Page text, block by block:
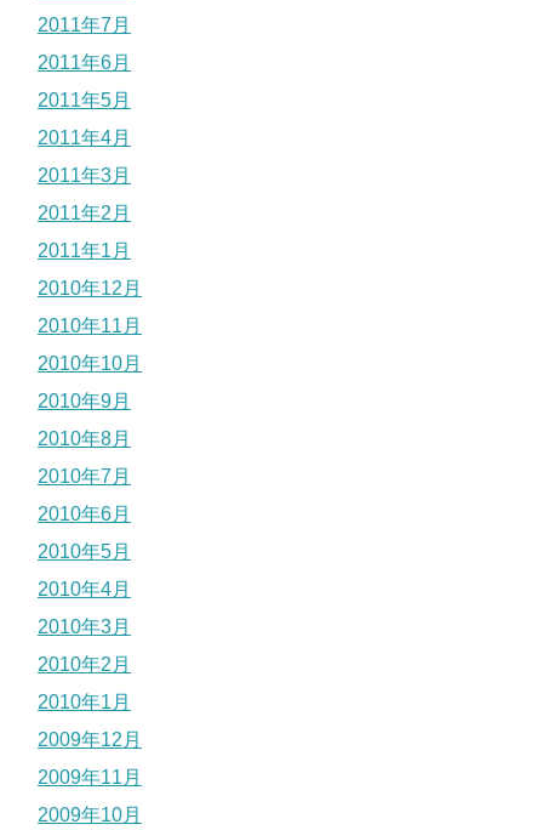
2011年7月
2011年6月
2011年5月
2011年4月
2011年3月
2011年2月
2011年1月
2010年12月
2010年11月
2010年10月
2010年9月
2010年8月
2010年7月
2010年6月
2010年5月
2010年4月
2010年3月
2010年2月
2010年1月
2009年12月
2009年11月
2009年10月